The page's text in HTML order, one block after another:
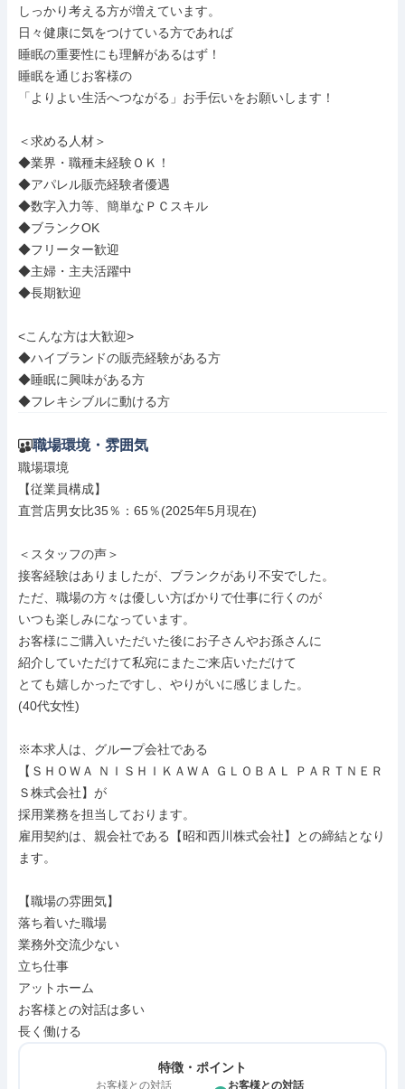
しっかり考える方が増えています。
日々健康に気をつけている方であれば
睡眠の重要性にも理解があるはず！
睡眠を通じお客様の
「よりよい生活へつながる」お手伝いをお願いします！
＜求める人材＞
◆業界・職種未経験ＯＫ！
◆アパレル販売経験者優遇
◆数字入力等、簡単なＰＣスキル
◆ブランクOK
◆フリーター歓迎
◆主婦・主夫活躍中
◆長期歓迎
<こんな方は大歓迎>
◆ハイブランドの販売経験がある方
◆睡眠に興味がある方
◆フレキシブルに動ける方
職場環境・雰囲気
職場環境
【従業員構成】
直営店男女比35％：65％(2025年5月現在)
＜スタッフの声＞
接客経験はありましたが、ブランクがあり不安でした。
ただ、職場の方々は優しい方ばかりで仕事に行くのが
いつも楽しみになっています。
お客様にご購入いただいた後にお子さんやお孫さんに
紹介していただけて私宛にまたご来店いただけて
とても嬉しかったですし、やりがいに感じました。
(40代女性)
※本求人は、グループ会社である
【ＳＨＯＷＡ ＮＩＳＨＩＫＡＷＡ ＧＬＯＢＡＬ ＰＡＲＴＮＥＲ
Ｓ株式会社】が
採用業務を担当しております。
雇用契約は、親会社である【昭和西川株式会社】との締結となり
ます。
【職場の雰囲気】
落ち着いた職場
業務外交流少ない
立ち仕事
アットホーム
お客様との対話は多い
長く働ける
特徴・ポイント
お客様との対話 お客様との対話